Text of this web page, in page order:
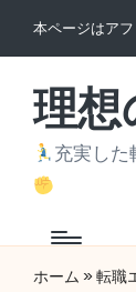
Skip
content
本ページはア
理想
充実した
ホーム » 転職